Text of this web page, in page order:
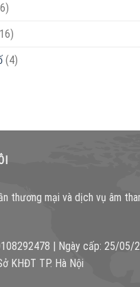
(4)
thương mại và dịch vụ âm
| Ngày cấp: 25/05/
KHĐT TP. Hà Nội